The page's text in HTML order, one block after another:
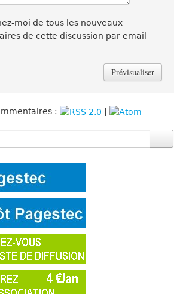
moi de tous les nouveaux
de cette discussion par email
: |